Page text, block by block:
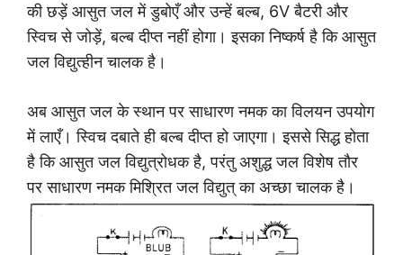
की छड़ें आसुत जल में डुबोएँ और उन्हें बल्ब, 6V बैटरी और
स्विच से जोड़ें, बल्ब दीप्त नहीं होगा। इसका निष्कर्ष है कि आसुत
जल विद्युत्हीन चालक है।
अब आसुत जल के स्थान पर साधारण नमक का विलयन उपयोग
में लाएँ। स्विच दबाते ही बल्ब दीप्त हो जाएगा। इससे सिद्ध होता
है कि आसुत जल विद्युत्रोधक है, परंतु अशुद्ध जल विशेष तौर
पर साधारण नमक मिश्रित जल विद्युत् का अच्छा चालक है।